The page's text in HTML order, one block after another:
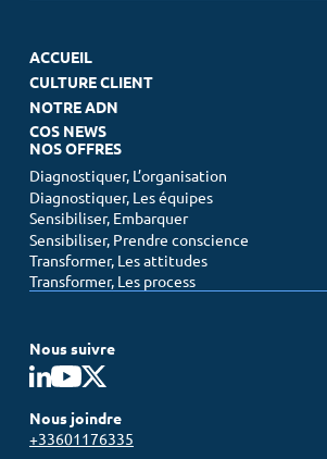
ACCUEIL
CULTURE CLIENT
NOTRE ADN
COS NEWS
NOS OFFRES
Diagnostiquer, L’organisation
Diagnostiquer, Les équipes
Sensibiliser, Embarquer
Sensibiliser, Prendre conscience
Transformer, Les attitudes
Transformer, Les process
Nous suivre
Nous joindre
+33601176335